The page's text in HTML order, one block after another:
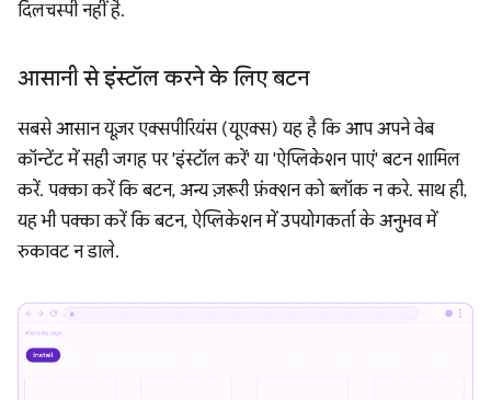
दिलचस्पी नहीं है.
आसानी से इंस्टॉल करने के लिए बटन
सबसे आसान यूज़र एक्सपीरियंस (यूएक्स) यह है कि आप अपने वेब
कॉन्टेंट में सही जगह पर 'इंस्टॉल करें' या 'ऐप्लिकेशन पाएं' बटन शामिल
करें. पक्का करें कि बटन, अन्य ज़रूरी फ़ंक्शन को ब्लॉक न करे. साथ ही,
यह भी पक्का करें कि बटन, ऐप्लिकेशन में उपयोगकर्ता के अनुभव में
रुकावट न डाले.